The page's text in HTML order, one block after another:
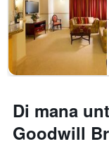
Di mana
Goodwill